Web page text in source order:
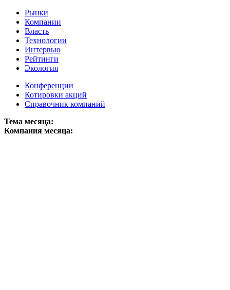
Рынки
Компании
Власть
Технологии
Интервью
Рейтинги
Экология
Конференции
Котировки акций
Справочник компаний
Тема месяца:
Компания месяца: